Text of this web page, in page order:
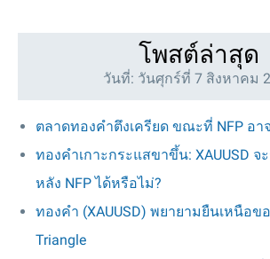
โพสต์ล่าสุด
วันที่: วันศุกร์ที่ 7 สิงหาคม
ตลาดทองคำตึงเครียด ขณะที่ NFP อา
ทองคำเกาะกระแสขาขึ้น: XAUUSD จ
หลัง NFP ได้หรือไม่?
ทองคำ (XAUUSD) พยายามยืนเหนือ
Triangle